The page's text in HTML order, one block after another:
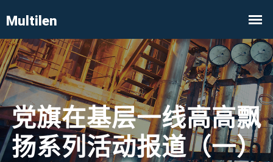
党旗在基层一线高高飘
扬系列活动报道（一）